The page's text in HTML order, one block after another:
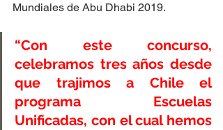
Mundiales de Abu Dhabi 2019.
“Con este concurso,
celebramos tres años desde
que trajimos a Chile el
programa Escuelas
Unificadas, con el cual hemos